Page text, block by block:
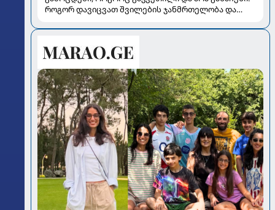
როგორ დავიცვათ შვილების ჯანმრთელობა და